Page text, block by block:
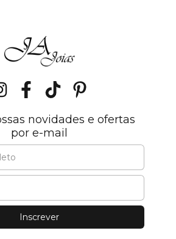
novidades e ofertas
por e-mail